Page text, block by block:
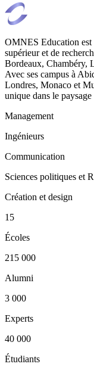
OMNES Education est
supérieur et de
Bordeaux, Chambéry,
Avec ses campus à
Londres, Monaco et
unique dans le
Management
Ingénieurs
Communication
Sciences politiques et
Création et design
15
Écoles
215 000
Alumni
3 000
Experts
40 000
Étudiants